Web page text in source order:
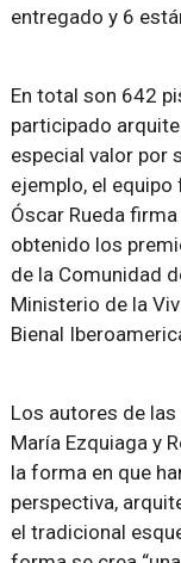
entregado y 6
En total son 642
participado
especial valor por
ejemplo, el
Óscar Rueda
obtenido los
de la Comunidad
Ministerio de la
Bienal
Los autores de
María Ezquiaga y
la forma en que
perspectiva,
el tradicional